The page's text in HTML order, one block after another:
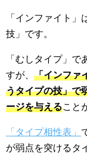
「インファイト
技」です。
「むしタイプ」
すが、 「インファ
うタイプの技」で
ージを与えること
「タイプ相性表」
が弱点を突けるタ